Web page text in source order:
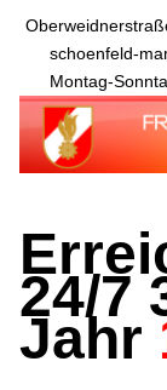
schoenfeld-
Montag-
24/7
Jahr